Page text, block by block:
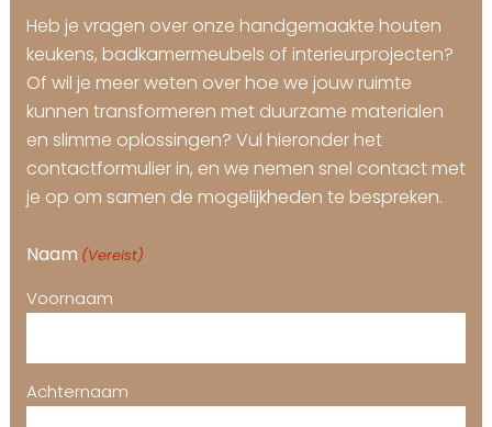
Heb je vragen over onze handgemaakte houten
keukens, badkamermeubels of interieurprojecten?
Of wil je meer weten over hoe we jouw ruimte
kunnen transformeren met duurzame materialen
en slimme oplossingen? Vul hieronder het
contactformulier in, en we nemen snel contact met
je op om samen de mogelijkheden te bespreken.
Naam (Vereist)
Voornaam
Achternaam